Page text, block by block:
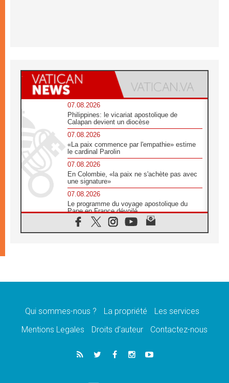
07.08.2026
Philippines: le vicariat apostolique de
Calapan devient un diocèse
07.08.2026
«La paix commence par l'empathie» estime
le cardinal Parolin
07.08.2026
En Colombie, «la paix ne s'achète pas avec
une signature»
07.08.2026
Le programme du voyage apostolique du
Pape en France dévoilé
07.08.2026
1ère Conférence continentale sur l'éducation
07.08.2026
07.08.2026
lancement des «dix jours de prière pour la
06.08.2026
Préparatifs des JMJ 2027 à Séoul: «c'est
Qui sommes-nous ? La propriété
Les services
Mentions Legales
Droits d’auteur Contactez-nous